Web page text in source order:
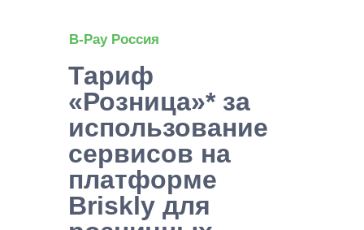
Тариф
«Розница»* за
использование
сервисов на
платформе
Briskly для
B-Pay Россия
Приложение B-Pay
Кабинет Briskly Business
Завод Briskly Factory
Каталог
Умные микромаркеты
Популярное